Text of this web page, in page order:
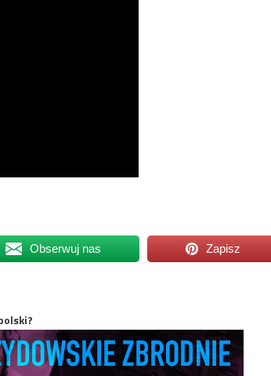
Obserwuj nas Zapisz